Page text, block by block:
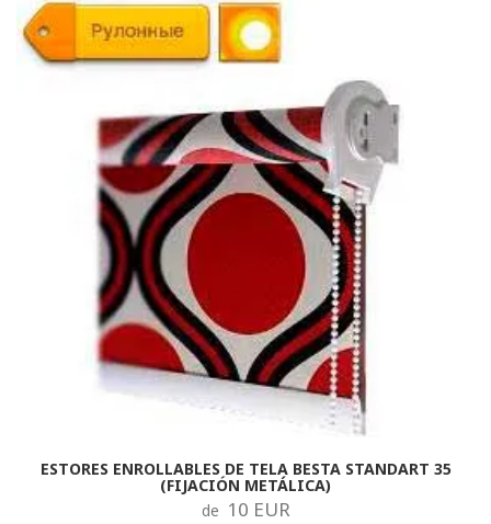
ESTORES ENROLLABLES DE TELA BESTA STANDART 35
(FIJACIÓN METÁLICA)
de 10 EUR